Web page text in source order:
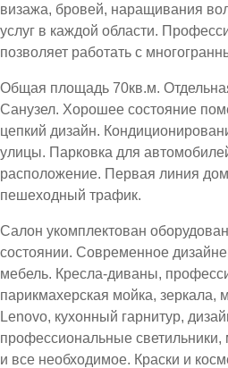
визажа, бровей, наращивания
услуг в каждой области.
позволяет работать с
Общая площадь 70кв.м.
Санузел. Хорошее состояние
цепкий дизайн.
улицы. Парковка для
расположение. Первая линия
пешеходный трафик.
Салон укомплектован
состоянии. Современное
мебель. Кресла-диваны,
парикмахерская мойка, зеркала,
Lenovo, кухонный гарнитур,
профессиональные
и все необходимое. Краски и